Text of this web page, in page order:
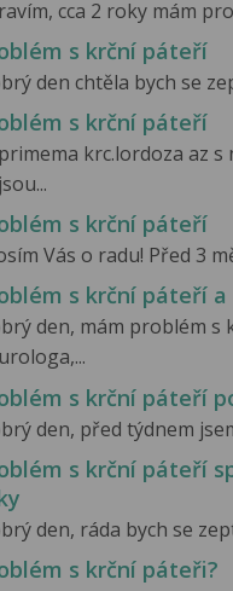
cca 2 roky mám
s krční páteří
den chtěla bych se
s krční páteří
krc.lordoza az
s krční páteří
Vás o radu! Před 3
s krční páteří a
den, mám problém
s krční páteří
den, před týdnem
s krční páteří
den, ráda bych se
s krční páteři?